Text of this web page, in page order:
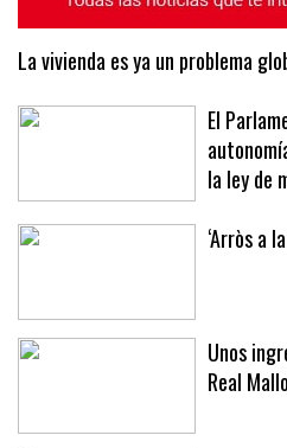
La vivienda es ya un problema
El
la ley de
‘Arròs a
Unos
Real